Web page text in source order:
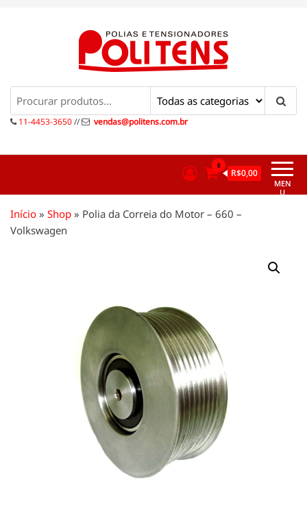
Politens Polias e tensionadores
11-4453-3650// vendas@politens.com.br
MEN
U
0
R$0,00
Início » Shop » Polia da Correia do Motor – 660 –
Volkswagen